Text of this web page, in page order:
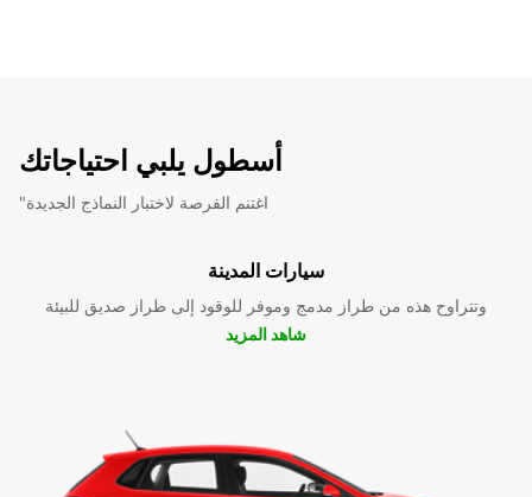
أسطول يلبي احتياجاتك
"اغتنم الفرصة لاختبار النماذج الجديدة
سيارات المدينة
وتتراوح هذه من طراز مدمج وموفر للوقود إلى طراز صديق للبيئة
شاهد المزيد